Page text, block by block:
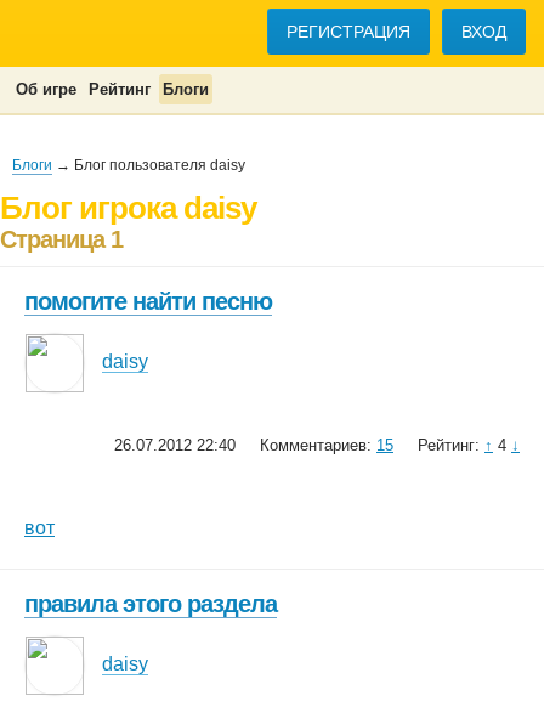
РЕГИСТРАЦИЯ ВХОД
Об игре Рейтинг Блоги
Блоги → Блог пользователя daisy
Блог игрока daisy
Страница 1
помогите найти песню
daisy
26.07.2012 22:40 Комментариев: 15 Рейтинг: ↑ 4 ↓
вот
правила этого раздела
daisy